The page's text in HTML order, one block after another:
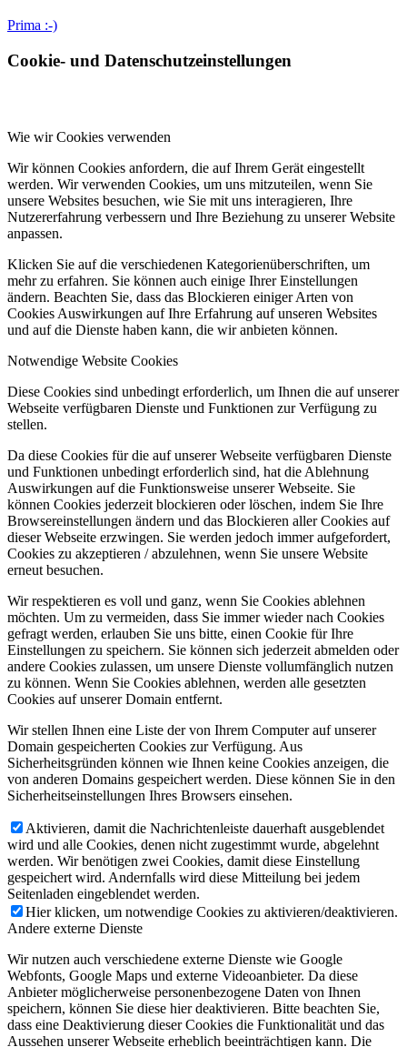
Prima :-)
Cookie- und Datenschutzeinstellungen
Wie wir Cookies verwenden
Wir können Cookies anfordern, die auf Ihrem Gerät eingestellt
werden. Wir verwenden Cookies, um uns mitzuteilen, wenn Sie
unsere Websites besuchen, wie Sie mit uns interagieren, Ihre
Nutzererfahrung verbessern und Ihre Beziehung zu unserer Website
anpassen.
Klicken Sie auf die verschiedenen Kategorienüberschriften, um
mehr zu erfahren. Sie können auch einige Ihrer Einstellungen
ändern. Beachten Sie, dass das Blockieren einiger Arten von
Cookies Auswirkungen auf Ihre Erfahrung auf unseren Websites
und auf die Dienste haben kann, die wir anbieten können.
Notwendige Website Cookies
Diese Cookies sind unbedingt erforderlich, um Ihnen die auf unserer
Webseite verfügbaren Dienste und Funktionen zur Verfügung zu
stellen.
Da diese Cookies für die auf unserer Webseite verfügbaren Dienste
und Funktionen unbedingt erforderlich sind, hat die Ablehnung
Auswirkungen auf die Funktionsweise unserer Webseite. Sie
können Cookies jederzeit blockieren oder löschen, indem Sie Ihre
Browsereinstellungen ändern und das Blockieren aller Cookies auf
dieser Webseite erzwingen. Sie werden jedoch immer aufgefordert,
Cookies zu akzeptieren / abzulehnen, wenn Sie unsere Website
erneut besuchen.
Wir respektieren es voll und ganz, wenn Sie Cookies ablehnen
möchten. Um zu vermeiden, dass Sie immer wieder nach Cookies
gefragt werden, erlauben Sie uns bitte, einen Cookie für Ihre
Einstellungen zu speichern. Sie können sich jederzeit abmelden oder
andere Cookies zulassen, um unsere Dienste vollumfänglich nutzen
zu können. Wenn Sie Cookies ablehnen, werden alle gesetzten
Cookies auf unserer Domain entfernt.
Wir stellen Ihnen eine Liste der von Ihrem Computer auf unserer
Domain gespeicherten Cookies zur Verfügung. Aus
Sicherheitsgründen können wie Ihnen keine Cookies anzeigen, die
von anderen Domains gespeichert werden. Diese können Sie in den
Sicherheitseinstellungen Ihres Browsers einsehen.
Aktivieren, damit die Nachrichtenleiste dauerhaft ausgeblendet
wird und alle Cookies, denen nicht zugestimmt wurde, abgelehnt
werden. Wir benötigen zwei Cookies, damit diese Einstellung
gespeichert wird. Andernfalls wird diese Mitteilung bei jedem
Seitenladen eingeblendet werden.
Hier klicken, um notwendige Cookies zu aktivieren/deaktivieren.
Andere externe Dienste
Wir nutzen auch verschiedene externe Dienste wie Google
Webfonts, Google Maps und externe Videoanbieter. Da diese
Anbieter möglicherweise personenbezogene Daten von Ihnen
speichern, können Sie diese hier deaktivieren. Bitte beachten Sie,
dass eine Deaktivierung dieser Cookies die Funktionalität und das
Aussehen unserer Webseite erheblich beeinträchtigen kann. Die